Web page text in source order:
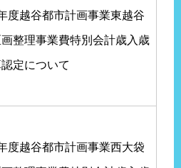
度越谷都市計画事業東越谷
整理事業費特別会計歳入歳
定について
度越谷都市計画事業西大袋